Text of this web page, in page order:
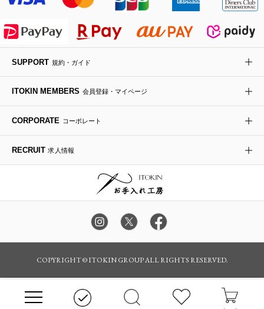
HIROKO KOSHINO
ライダースジャケット
デニムジャケット
ダウンジャケット・コート
ハンカチ・バンダナ
手袋
チャーム・ストラップ
その他のグッズ・小物
バックパック・リュック
ボディバッグ・メッセンジャーバッグ
トラベルバッグ
フラットシューズ
ローファー
ドレスシューズ
カサブランカ・カラー
ラナンキュラス
ポプリアレンジ＆フレグランス
SUPPORT 規約・ガイド
ITOKIN MEMBERS 会員登録・マイページ
CORPORATE コーポレート
RECRUIT 求人情報
COPYRIGHT © ITOKIN GROUP ALL RIGHTS RESERVED.